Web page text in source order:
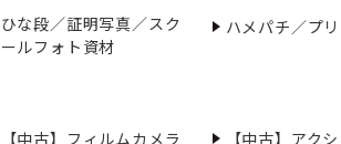
ひな段／証明写真／スク
ールフォト資材
ハメパチ／プ
【中古】フィルムカメラ 【中古】アク